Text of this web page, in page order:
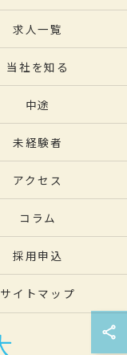
求人一覧
当社を知る
中途
未経験者
アクセス
コラム
採用申込
サイトマップ